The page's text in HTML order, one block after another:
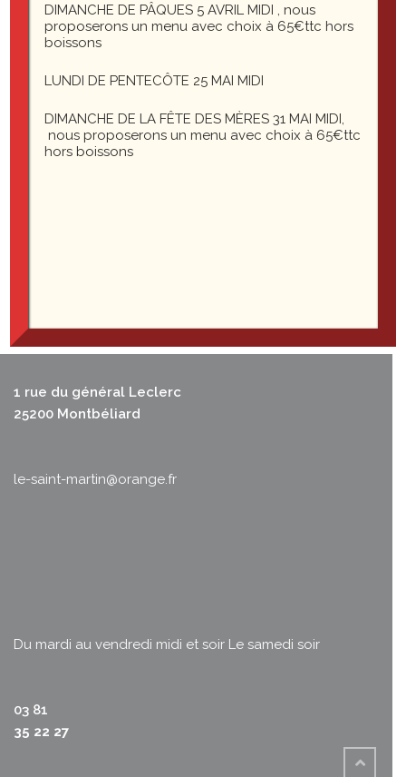
vins, une belle sélection de whiskies et digestifs, et saura
vous conseiller pour accompagner vos mets.
A consommer avec modération, l’abus d’alcool est
1 rue du général Leclerc
25200 Montbéliard
le-saint-martin@orange.fr
Du mardi au vendredi midi et soir Le samedi soir
03 81
35 22 27
DIMANCHE DE PÂQUES 5 AVRIL MIDI , nous
proposerons un menu avec choix à 65€ttc hors
boissons
LUNDI DE PENTECÔTE 25 MAI MIDI
DIMANCHE DE LA FÊTE DES MÈRES 31 MAI MIDI,
nous proposerons un menu avec choix à 65€ttc
hors boissons